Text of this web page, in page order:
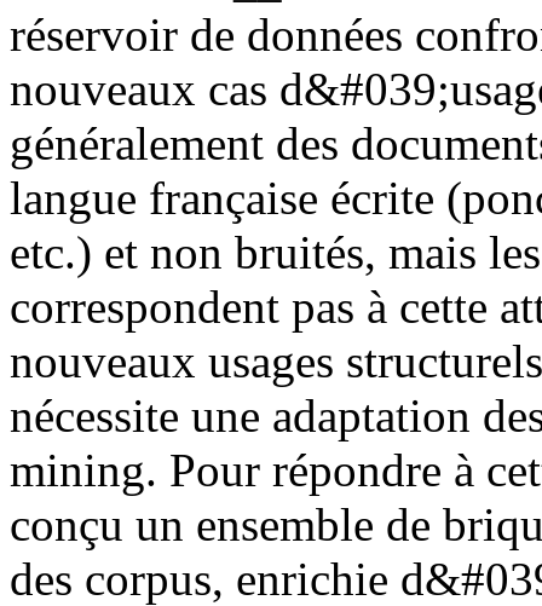
réservoir de données
nouveaux cas
généralement des
langue française écrite
etc.) et non bruités, mais
correspondent pas à cette
nouveaux usages
nécessite une adaptation
mining. Pour répondre à
conçu un ensemble de
des corpus, enrichie